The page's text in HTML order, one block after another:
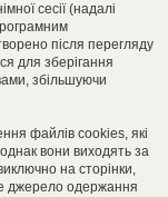
сесії (надалі
після перегляду
для зберігання
збільшуючи
файлів cookies, які
вони виходять за
на сторінки,
джерело одержання